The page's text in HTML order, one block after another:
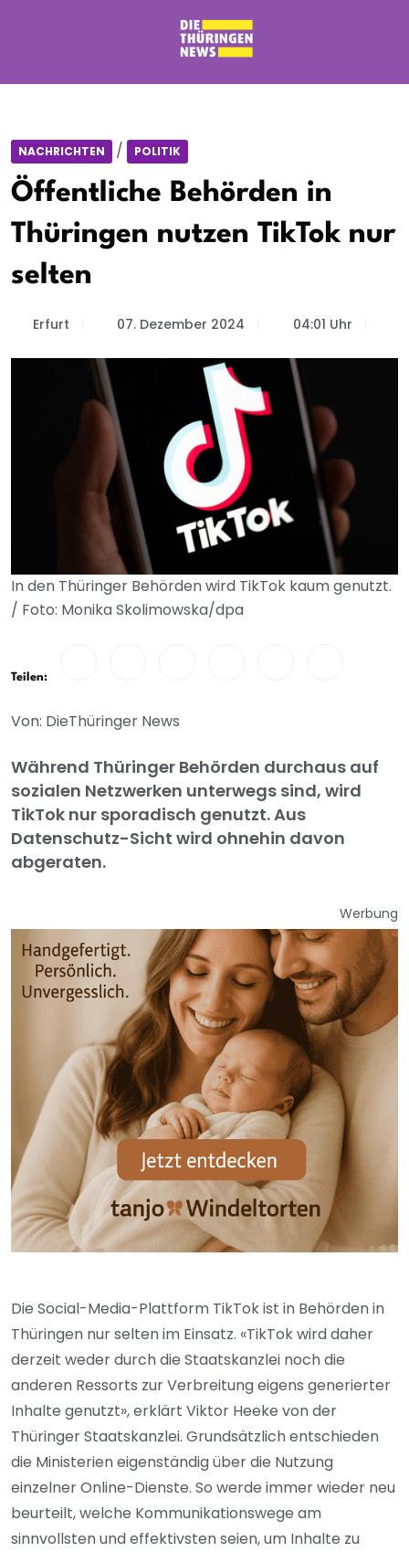
NACHRICHTEN / POLITIK
Öffentliche Behörden in
Thüringen nutzen TikTok nur
selten
Erfurt 07. Dezember 2024 04:01 Uhr
In den Thüringer Behörden wird TikTok kaum genutzt.
/ Foto: Monika Skolimowska/dpa
Teilen:
Von: DieThüringer News
Während Thüringer Behörden durchaus auf
sozialen Netzwerken unterwegs sind, wird
TikTok nur sporadisch genutzt. Aus
Datenschutz-Sicht wird ohnehin davon
abgeraten.
Werbung
Die Social-Media-Plattform TikTok ist in Behörden in
Thüringen nur selten im Einsatz. «TikTok wird daher
derzeit weder durch die Staatskanzlei noch die
anderen Ressorts zur Verbreitung eigens generierter
Inhalte genutzt», erklärt Viktor Heeke von der
Thüringer Staatskanzlei. Grundsätzlich entschieden
die Ministerien eigenständig über die Nutzung
einzelner Online-Dienste. So werde immer wieder neu
beurteilt, welche Kommunikationswege am
sinnvollsten und effektivsten seien, um Inhalte zu